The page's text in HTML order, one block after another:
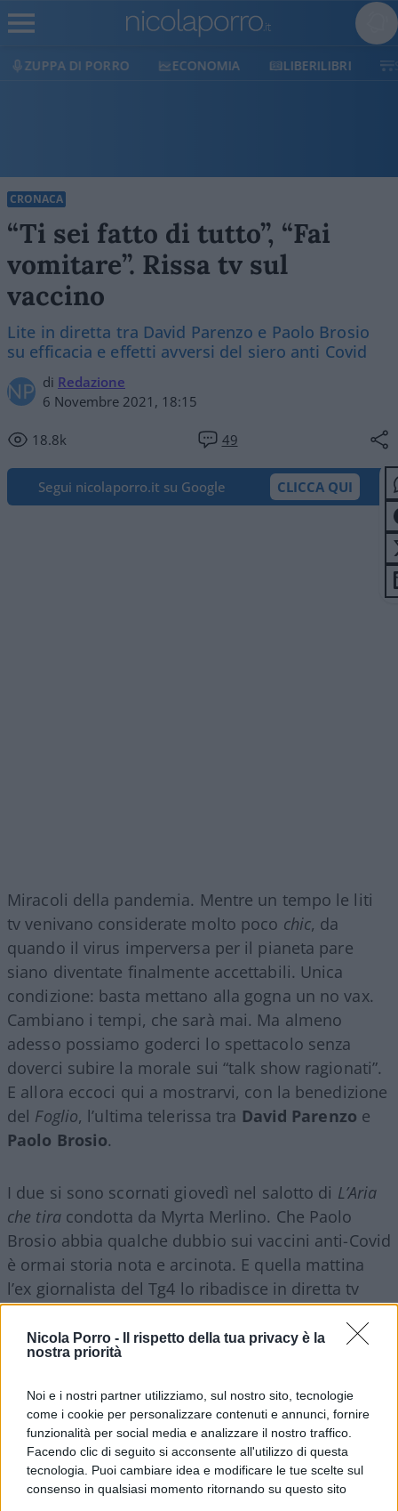
Nicola Porro -
Il rispetto della tua privacy è la
nostra priorità
Noi e i nostri partner utilizziamo, sul nostro sito, tecnologie
come i cookie per personalizzare contenuti e annunci, fornire
funzionalità per social media e analizzare il nostro traffico.
Facendo clic di seguito si acconsente all'utilizzo di questa
tecnologia. Puoi cambiare idea e modificare le tue scelte sul
consenso in qualsiasi momento ritornando su questo sito
ECONOMIA LIBERILIBRI SHOP SOSTIENICI
CRONACA
“Ti sei fatto di tutto”, “Fai
vomitare”. Rissa tv sul
vaccino
Lite in diretta tra David Parenzo e Paolo Brosio
su efficacia e effetti avversi del siero anti Covid
di Redazione
6 Novembre 2021, 18:15
18.8k 49
Segui nicolaporro.it su Google CLICCA QUI
Miracoli della pandemia. Mentre un tempo le liti
tv venivano considerate molto poco chic, da
quando il virus imperversa per il pianeta pare
siano diventate finalmente accettabili. Unica
condizione: basta mettano alla gogna un no vax.
Cambiano i tempi, che sarà mai. Ma almeno
adesso possiamo goderci lo spettacolo senza
doverci subire la morale sui “talk show ragionati”.
E allora eccoci qui a mostrarvi, con la benedizione
del Foglio, l’ultima telerissa tra David Parenzo e
Paolo Brosio.
I due si sono scornati giovedì nel salotto di L’Aria
che tiracondotta da Myrta Merlino. Che Paolo
Brosio abbia qualche dubbio sui vaccini anti-Covid
è ormai storia nota e arcinota. E quella mattina
l’ex giornalista del Tg4 lo ribadisce in diretta tv
(“uso spesso cortisone e antibiotici, so che non
fanno male, ma gli effetti collaterali del
vaccino…”), facendo scattare l’ira funesta di
magnificamente” la pazienza. Il co-conduttore de
La Zanzaraprima smanetta sul cellulare alla
ricerca di un’intervista di cinque anni fa, poi
affonda il coltello nella piaga: “Stai cercando